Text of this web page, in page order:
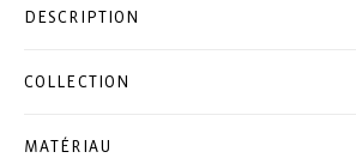
DESCRIPTION
COLLECTION
MATÉRIAU